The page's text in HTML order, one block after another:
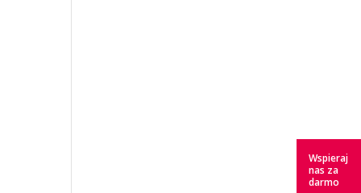
Wspieraj
nas za
darmo